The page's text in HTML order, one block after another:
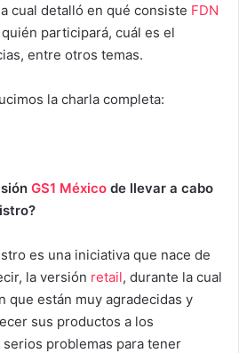
cual detalló en qué consiste FDN
quién participará, cuál es el
entre otros temas.
la charla completa:
GS1 México de llevar a cabo
es una iniciativa que nace de
la versión retail, durante la cual
que están muy agradecidas y
sus productos a los
problemas para tener